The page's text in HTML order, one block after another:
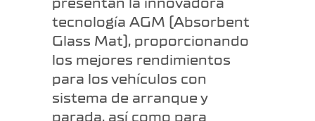
presentan la innovadora
tecnología AGM (Absorbent
Glass Mat), proporcionando
los mejores rendimientos
para los vehículos con
sistema de arranque y
parada, así como para